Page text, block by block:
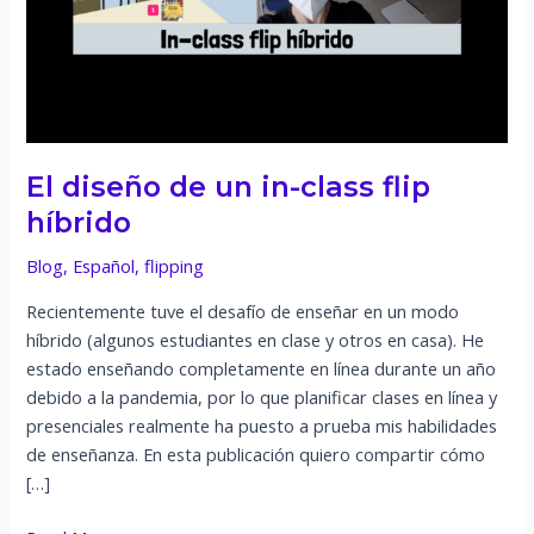
El diseño de un in-class flip
híbrido
Blog, Español,flipping
Recientemente tuve el desafío de enseñar en un modo
híbrido (algunos estudiantes en clase y otros en casa). He
estado enseñando completamente en línea durante un año
debido a la pandemia, por lo que planificar clases en línea y
presenciales realmente ha puesto a prueba mis habilidades
de enseñanza. En esta publicación quiero compartir cómo
[…]